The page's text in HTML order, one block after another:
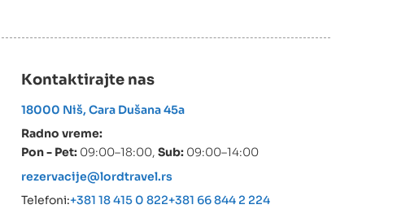
Kontaktirajte nas
18000 Niš, Cara Dušana 45a
Radno vreme:
Pon - Pet: 09:00–18:00, Sub: 09:00–14:00
rezervacije@lordtravel.rs
Telefoni:+381 18 415 0 822+381 66 844 2 224